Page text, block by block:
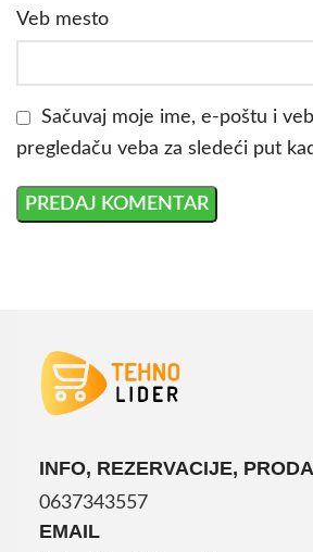
Veb mesto
Sačuvaj moje ime, e-poštu i
pregledaču veba za sledeći put
INFO, REZERVACIJE,
0637343557
EMAIL